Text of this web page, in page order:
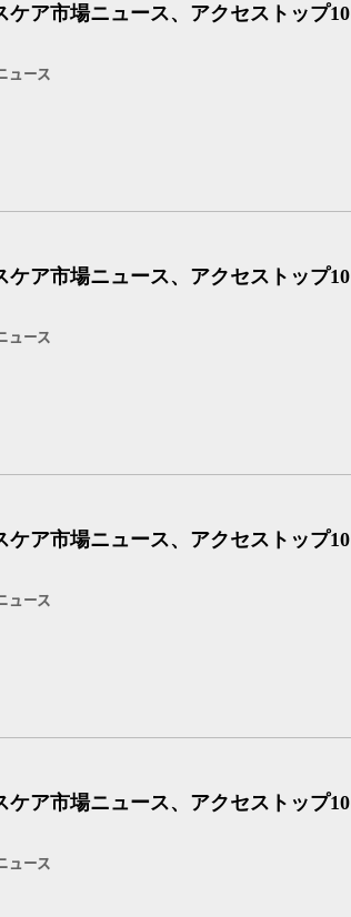
ケア市場ニュース、アクセストップ10
ュース
ケア市場ニュース、アクセストップ10
ュース
ケア市場ニュース、アクセストップ10
ュース
ケア市場ニュース、アクセストップ10
ュース